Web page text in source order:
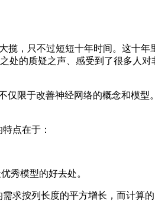
，只不过短短十年时间。这十年
处的质疑之声、感受到了很多人对
限于改善神经网络的概念和模型
点在于：
秀模型的好去处。
求按列长度的平方增长，而计算